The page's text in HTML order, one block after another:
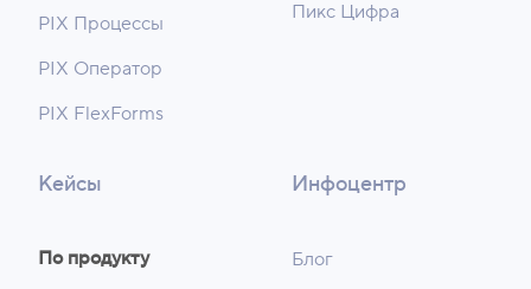
PIX Процессы
PIX Оператор
PIX FlexForms
Пикс Цифра
Кейсы
По продукту
Инфоцентр
Блог